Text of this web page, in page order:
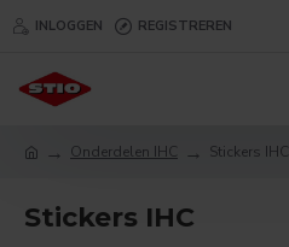
INLOGGEN REGISTREREN
Onderdelen IHC Stickers IHC
Stickers IHC